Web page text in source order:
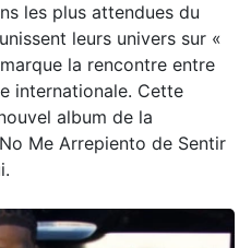
les plus attendues du
leurs univers sur «
la rencontre entre
internationale. Cette
album de la
Me Arrepiento de Sentir